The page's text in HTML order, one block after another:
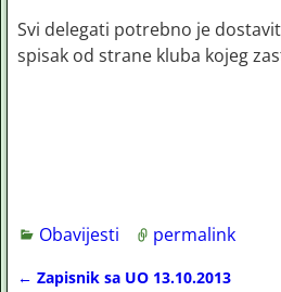
Svi delegati potrebno je
spisak od strane kluba kojeg
Obavijesti permalink
← Zapisnik sa UO 13.10.2013